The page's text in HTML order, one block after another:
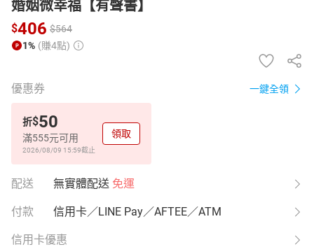
婚姻微幸福【有聲書】
$406 $564
1% (賺4點)
優惠券 一鍵全領
折$50
滿555元可用
2026/08/09 15:59截止
領取
配送 無實體配送 免運
付款 信用卡／LINE Pay／AFTEE／ATM
信用卡優惠